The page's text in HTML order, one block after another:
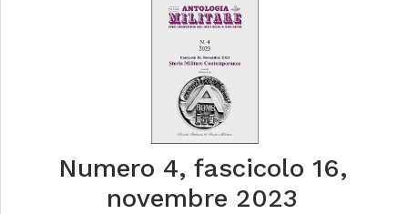
Numero 4, fascicolo 16,
novembre 2023